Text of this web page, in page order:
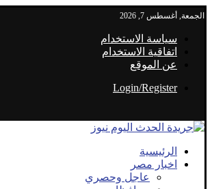
الجمعة, أغسطس 7, 2026
سياسة الاستخدام
اتفاقية الاستخدام
عن الموقع
Login/Register
الرئيسية
اخبار مصر
عاجل وحصري